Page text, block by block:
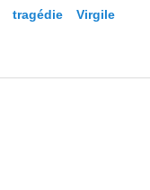
tragédie Virgile